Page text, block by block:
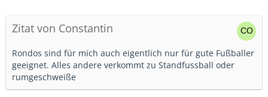
Zitat von Constantin
Rondos sind für mich auch eigentlich nur für gute Fußballer
geeignet. Alles andere verkommt zu Standfussball oder
rumgeschweiße